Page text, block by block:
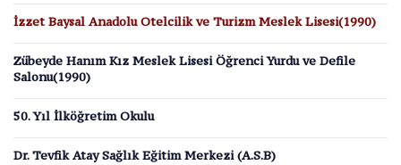
İzzet Baysal Anadolu Otelcilik ve Turizm Meslek Lisesi(1990)
Zübeyde Hanım Kız Meslek Lisesi Öğrenci Yurdu ve Defile
Salonu(1990)
50. Yıl İlköğretim Okulu
Dr. Tevfik Atay Sağlık Eğitim Merkezi (A.S.B)